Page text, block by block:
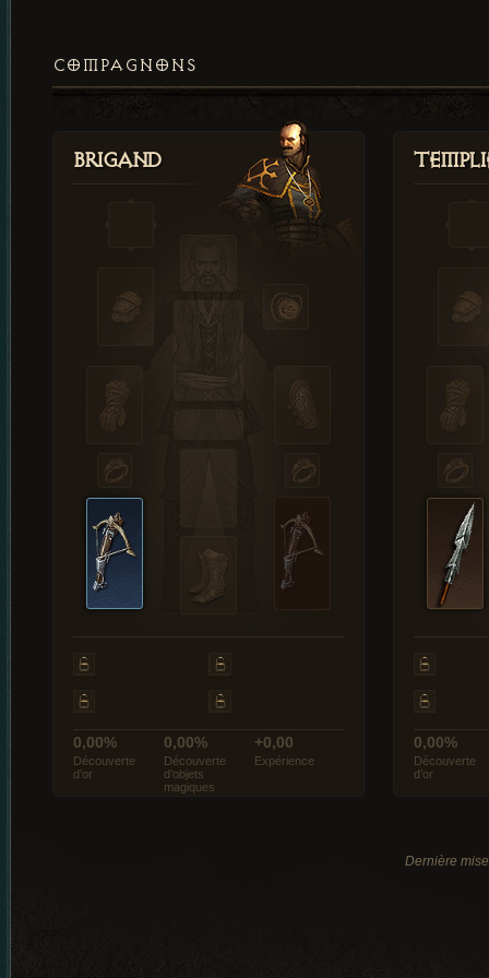
COMPAGNONS
Brigand
0,00%
Découverte
d’or
0,00%
Découverte
d’objets
magiques
+0,00
Expérience
0,00%
Découverte
d’or
Dernière